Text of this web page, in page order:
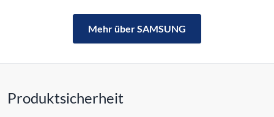
Mehr über SAMSUNG
Produktsicherheit